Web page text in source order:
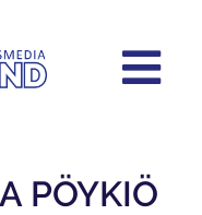
PÖYKIÖ